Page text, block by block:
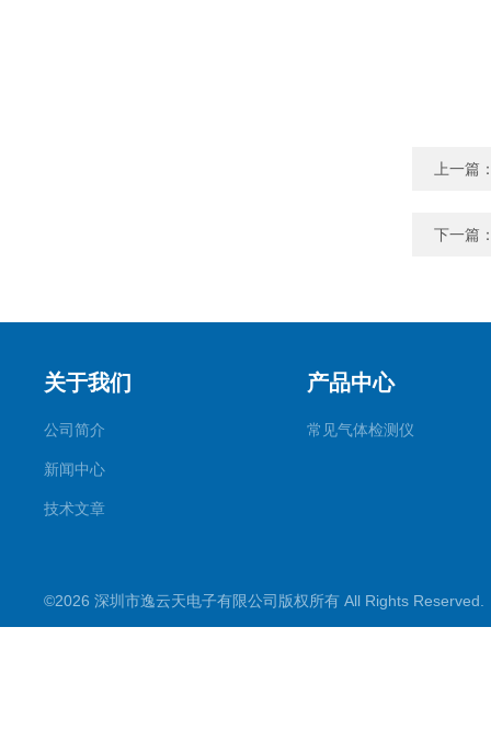
上一篇
下一篇
关于我们
公司简介
新闻中心
技术文章
产品中心
常见气体检测仪
©2026 深圳市逸云天电子有限公司版权所有 All Rights